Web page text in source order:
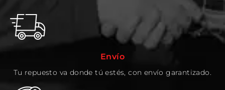
Envío
Tu repuesto va donde tú estés, con envío garantizado.